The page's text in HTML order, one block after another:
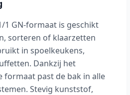
1 GN-formaat is geschikt
sorteren of klaarzetten
in spoelkeukens,
Dankzij het
formaat past de bak in alle
Stevig kunststof,